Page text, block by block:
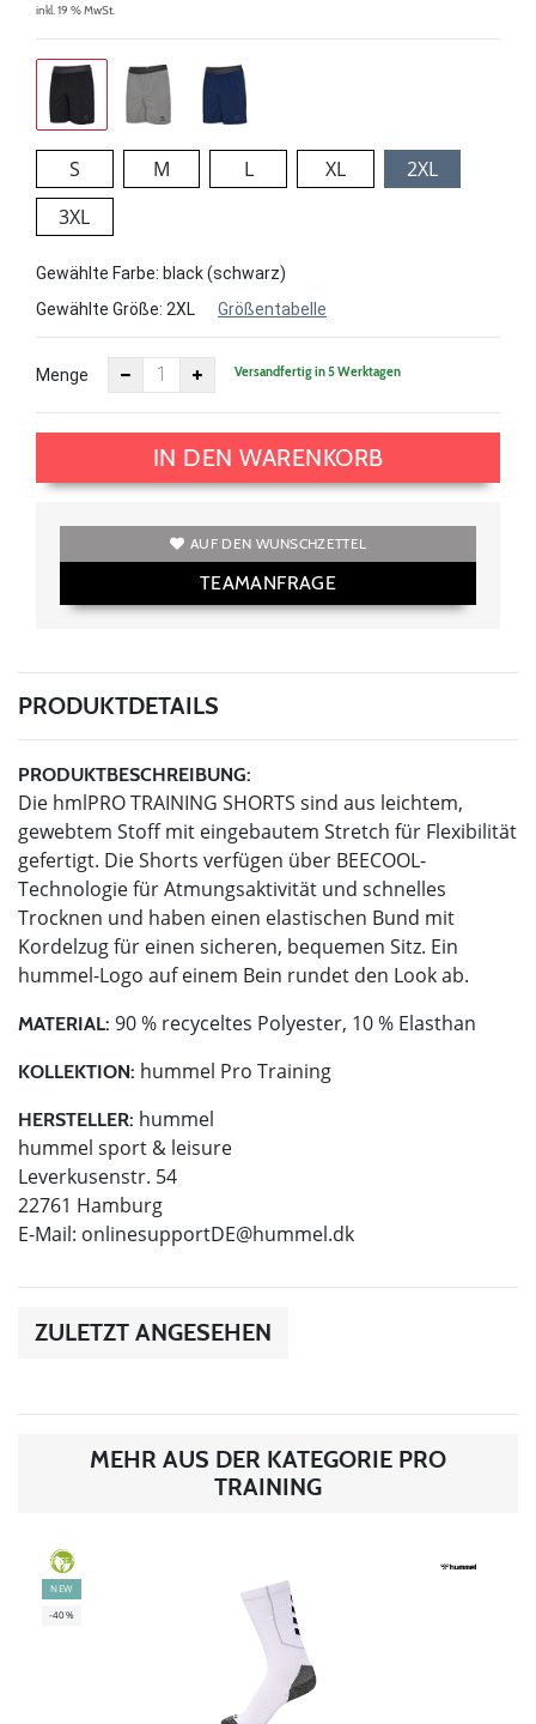
inkl. 19 % MwSt.
S M L XL
2XL
3XL
Gewählte Farbe: black (schwarz)
Gewählte Größe: 2XL Größentabelle
Menge Versandfertig in 5 Werktagen
IN DEN WARENKORB
AUF DEN WUNSCHZETTEL
TEAMANFRAGE
PRODUKTDETAILS
PRODUKTBESCHREIBUNG:
Die hmlPRO TRAINING SHORTS sind aus leichtem,
gewebtem Stoff mit eingebautem Stretch für Flexibilität
gefertigt. Die Shorts verfügen über BEECOOL-
Technologie für Atmungsaktivität und schnelles
Trocknen und haben einen elastischen Bund mit
Kordelzug für einen sicheren, bequemen Sitz. Ein
hummel-Logo auf einem Bein rundet den Look ab.
MATERIAL: 90 % recyceltes Polyester, 10 % Elasthan
KOLLEKTION: hummel Pro Training
HERSTELLER: hummel
hummel sport & leisure
Leverkusenstr. 54
22761 Hamburg
E-Mail: onlinesupportDE@hummel.dk
ZULETZT ANGESEHEN
MEHR AUS DER KATEGORIE PRO
TRAINING
GREEN
NEW
-40%